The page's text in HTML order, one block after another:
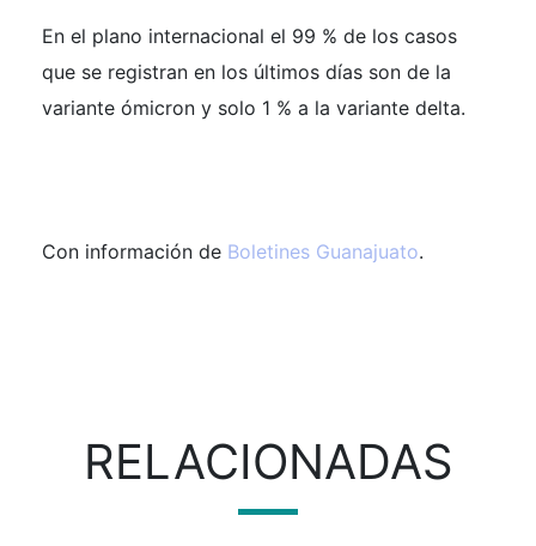
En el plano internacional el 99 % de los casos
que se registran en los últimos días son de la
variante ómicron y solo 1 % a la variante delta.
Con información de Boletines Guanajuato.
RELACIONADAS